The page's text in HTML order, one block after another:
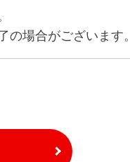
場合がございます。